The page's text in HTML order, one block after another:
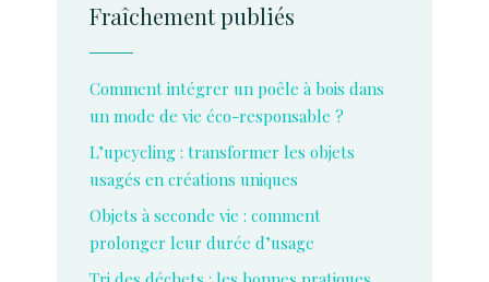
Fraîchement publiés
Comment intégrer un poêle à bois dans
un mode de vie éco-responsable ?
L’upcycling : transformer les objets
usagés en créations uniques
Objets à seconde vie : comment
prolonger leur durée d’usage